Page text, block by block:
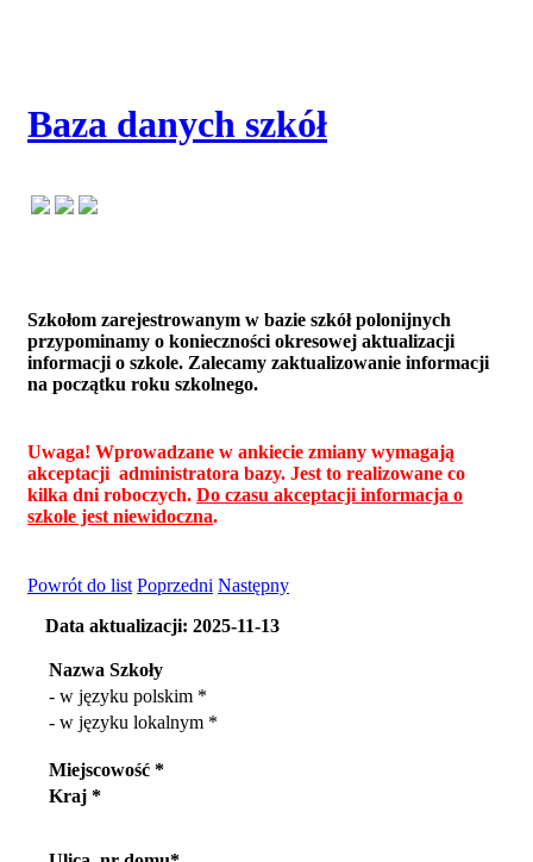
Baza danych szkół
Szkołom zarejestrowanym w bazie szkół polonijnych
przypominamy o konieczności okresowej aktualizacji
informacji o szkole. Zalecamy zaktualizowanie informacji
na początku roku szkolnego.
Uwaga! Wprowadzane w ankiecie zmiany wymagają
akceptacji administratora bazy. Jest to realizowane co
kilka dni roboczych. Do czasu akceptacji informacja o
szkole jest niewidoczna.
Powrót do list Poprzedni Następny
Data aktualizacji: 2025-11-13
Nazwa Szkoły
- w języku polskim *
- w języku lokalnym *
Miejscowość *
Kraj *